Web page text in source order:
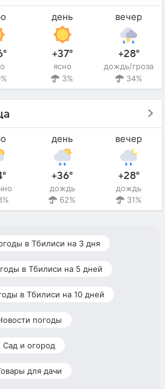
день
+37°
ясно
3%
вечер
+28°
дождь/гроза
34%
день
+36°
дождь
62%
вечер
+28°
дождь
31%
в Тбилиси на 3 дня
в Тбилиси на 5 дней
в Тбилиси на 10 дней
погоды
Сад и огород
для дачи